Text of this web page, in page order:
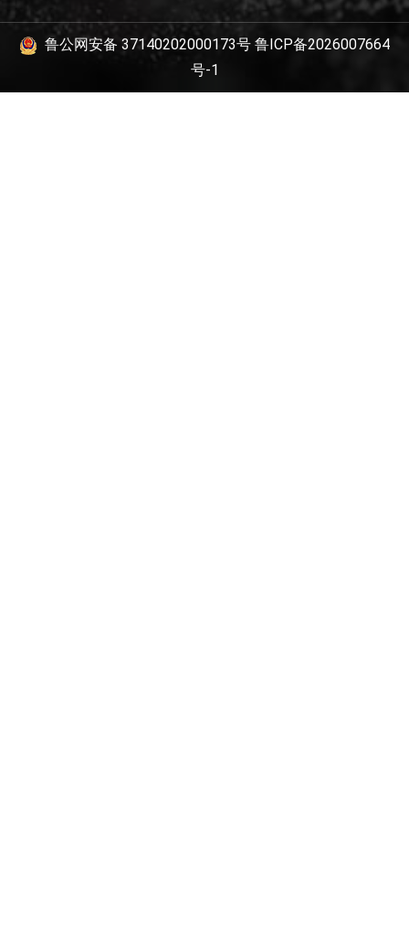
鲁公网安备 37140202000173号 鲁ICP备2026007664
号-1